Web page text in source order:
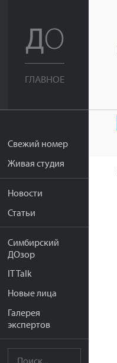
ГЛАВНОЕ
Свежий номер
Живая студия
Новости
Статьи
Симбирский
ДОзор
IT Talk
Новые лица
Галерея
экспертов